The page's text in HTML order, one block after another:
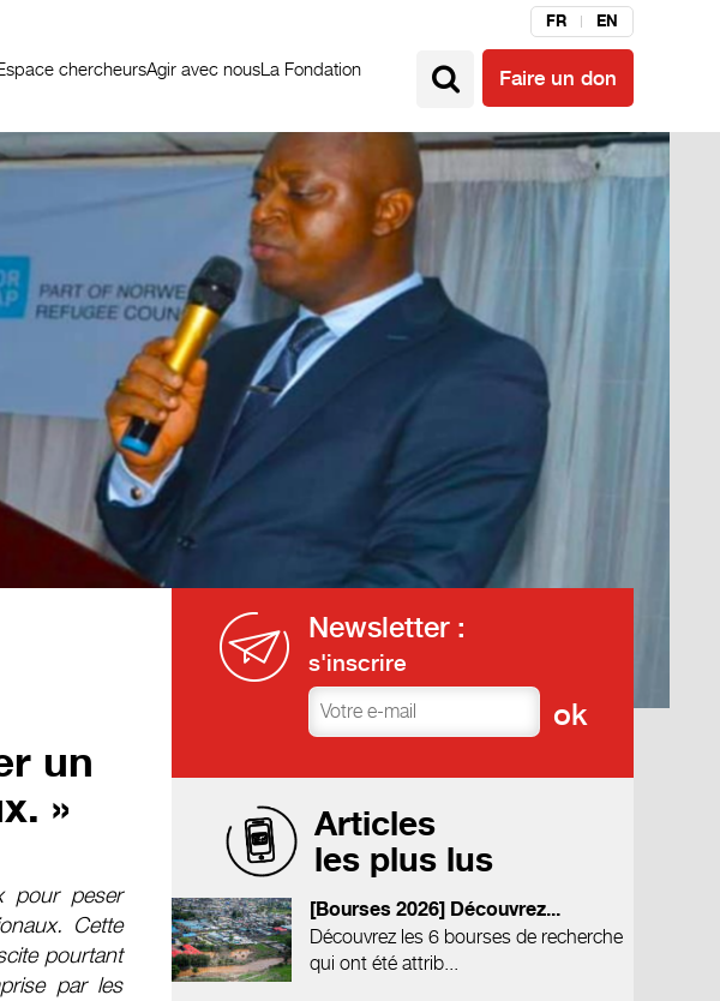
FR EN
chercheursAgir avec nousLa Fondation Faire un don
un
»
pour peser
Cette
pourtant
par les
Newsletter :
s'inscrire
Articles
les plus lus
[Bourses 2026] Découvrez...
Découvrez les 6 bourses de recherche
qui ont été attrib...